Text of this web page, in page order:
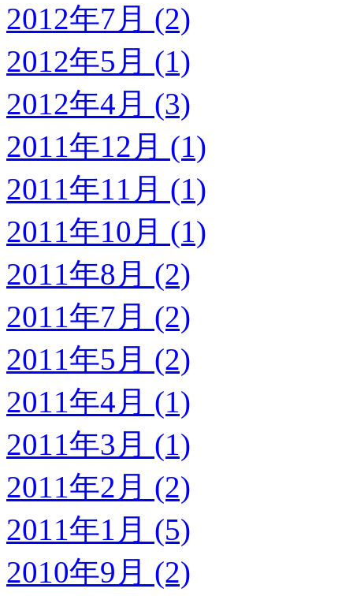
2012年7月 (2)
2012年5月 (1)
2012年4月 (3)
2011年12月 (1)
2011年11月 (1)
2011年10月 (1)
2011年8月 (2)
2011年7月 (2)
2011年5月 (2)
2011年4月 (1)
2011年3月 (1)
2011年2月 (2)
2011年1月 (5)
2010年9月 (2)